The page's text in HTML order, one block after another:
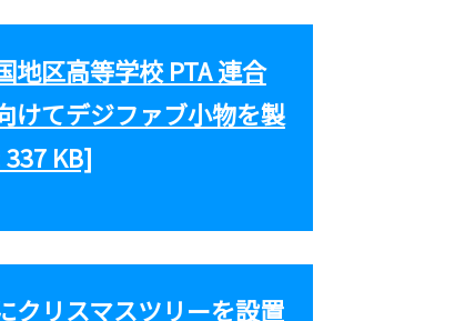
地区高等学校 PTA 連合
けてデジファブ小物を製
KB]
クリスマスツリーを設置